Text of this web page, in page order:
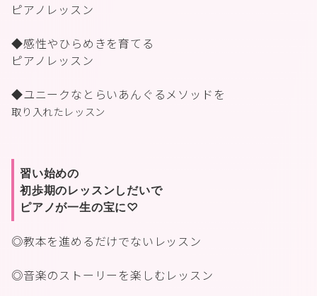
ピアノレッスン
◆感性やひらめきを育てる
ピアノレッスン
◆ユニークなとらいあんぐるメソッドを
取り入れたレッスン
習い始めの
初歩期のレッスンしだいで
ピアノが一生の宝に♡
◎教本を進めるだけでないレッスン
◎音楽のストーリーを楽しむレッスン